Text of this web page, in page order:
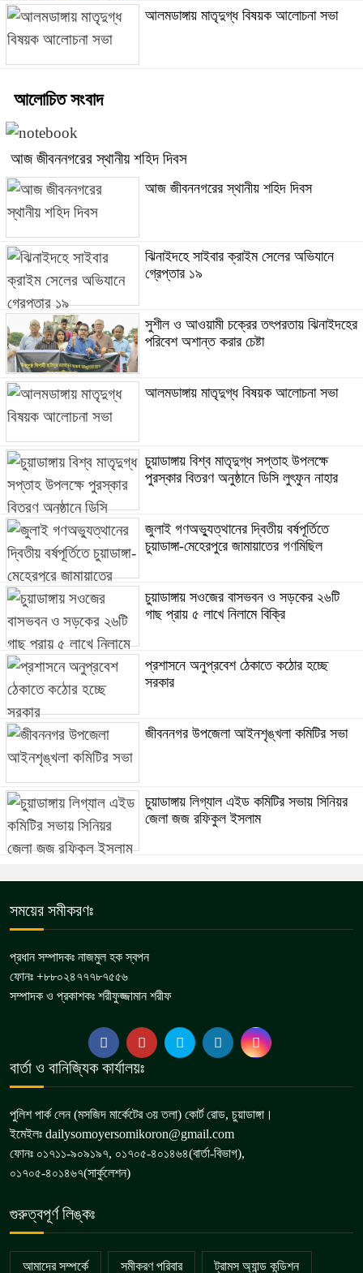
আলমডাঙ্গায় মাতৃদুগ্ধ বিষয়ক আলোচনা সভা
আলোচিত সংবাদ
আজ জীবননগরের স্থানীয় শহিদ দিবস
আজ জীবননগরের স্থানীয় শহিদ দিবস
ঝিনাইদহে সাইবার ক্রাইম সেলের অভিযানে
গ্রেপ্তার ১৯
সুশীল ও আওয়ামী চক্রের তৎপরতায় ঝিনাইদহের
পরিবেশ অশান্ত করার চেষ্টা
আলমডাঙ্গায় মাতৃদুগ্ধ বিষয়ক আলোচনা সভা
চুয়াডাঙ্গায় বিশ্ব মাতৃদুগ্ধ সপ্তাহ উপলক্ষে
পুরস্কার বিতরণ অনুষ্ঠানে ডিসি লুৎফুন নাহার
জুলাই গণঅভ্যুত্থানের দ্বিতীয় বর্ষপূর্তিতে
চুয়াডাঙ্গা-মেহেরপুরে জামায়াতের গণমিছিল
চুয়াডাঙ্গায় সওজের বাসভবন ও সড়কের ২৬টি
গাছ প্রায় ৫ লাখে নিলামে বিক্রি
প্রশাসনে অনুপ্রবেশ ঠেকাতে কঠোর হচ্ছে
সরকার
জীবননগর উপজেলা আইনশৃঙ্খলা কমিটির সভা
চুয়াডাঙ্গায় লিগ্যাল এইড কমিটির সভায় সিনিয়র
জেলা জজ রফিকুল ইসলাম
সময়ের সমীকরণঃ
প্রধান সম্পাদকঃ নাজমুল হক স্বপন
ফোনঃ +৮৮০২৪৭৭৭৮৭৫৫৬
সম্পাদক ও প্রকাশকঃ শরীফুজ্জামান শরীফ
বার্তা ও বানিজ্যিক কার্যালয়ঃ
পুলিশ পার্ক লেন (মসজিদ মার্কেটের ৩য় তলা) কোর্ট রোড, চুয়াডাঙ্গা।
ইমেইলঃ dailysomoyersomikoron@gmail.com
ফোনঃ ০১৭১১-৯০৯১৯৭, ০১৭০৫-৪০১৪৬৪(বার্তা-বিভাগ),
০১৭০৫-৪০১৪৬৭(সার্কুলেশন)
গুরুত্বপূর্ণ লিঙ্কঃ
আমাদের সম্পর্কে সমীকরণ পরিবার ট্রামস অ্যান্ড কন্ডিশন